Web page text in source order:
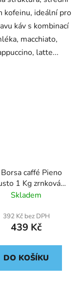
kofeinu, ideální pro
káv s kombinací
macchiato,
latte...
caffé Pieno
1 Kg zrnková
káva
Skladem
392 Kč bez DPH
439 Kč
DO KOŠÍKU